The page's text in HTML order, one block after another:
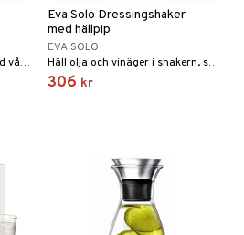
Uppgradera ditt badrum med vår stilrena och funktionella Citadel toalettborste. Toalettborsten är utrustad med ett utbytbart borsthuvud tillverkat av återvunnen plast. Borstens behållare motverkar dålig lukt och främjar en fräschare badrumsmiljö.
Eva Solo Dressingshaker
med hällpip
EVA SOLO
Häll olja och vinäger i shakern, skaka om ordentligt och servera.
306 kr